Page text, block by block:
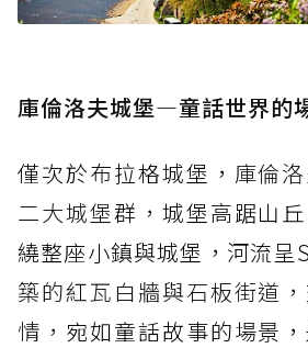
庫倫洛夫城堡—童話世界的
僅次於布拉格城堡， 庫倫
二大城堡群 ， 城堡高踞山
繞整座小鎮與城堡，河流呈
築的紅瓦白牆與石板街道
情， 宛如童話故事的場景